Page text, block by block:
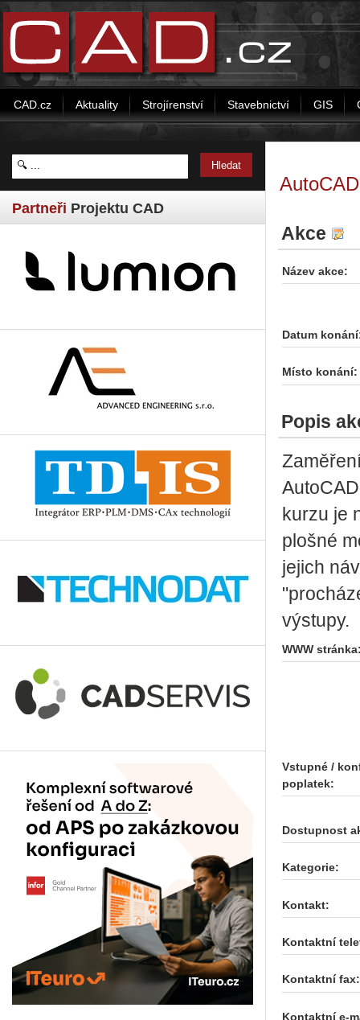
CAD.cz Aktuality Strojírenství Stavebnictví GIS
Partneři Projektu CAD
Akce
Název akce:
Datum
Místo konání:
Popis
kurzu je
plošné
jejich
výstupy.
WWW
Vstupné /
poplatek:
Dostupnost
Kategorie:
Kontakt:
Kontaktní
Kontaktní fax:
Kontaktní e-